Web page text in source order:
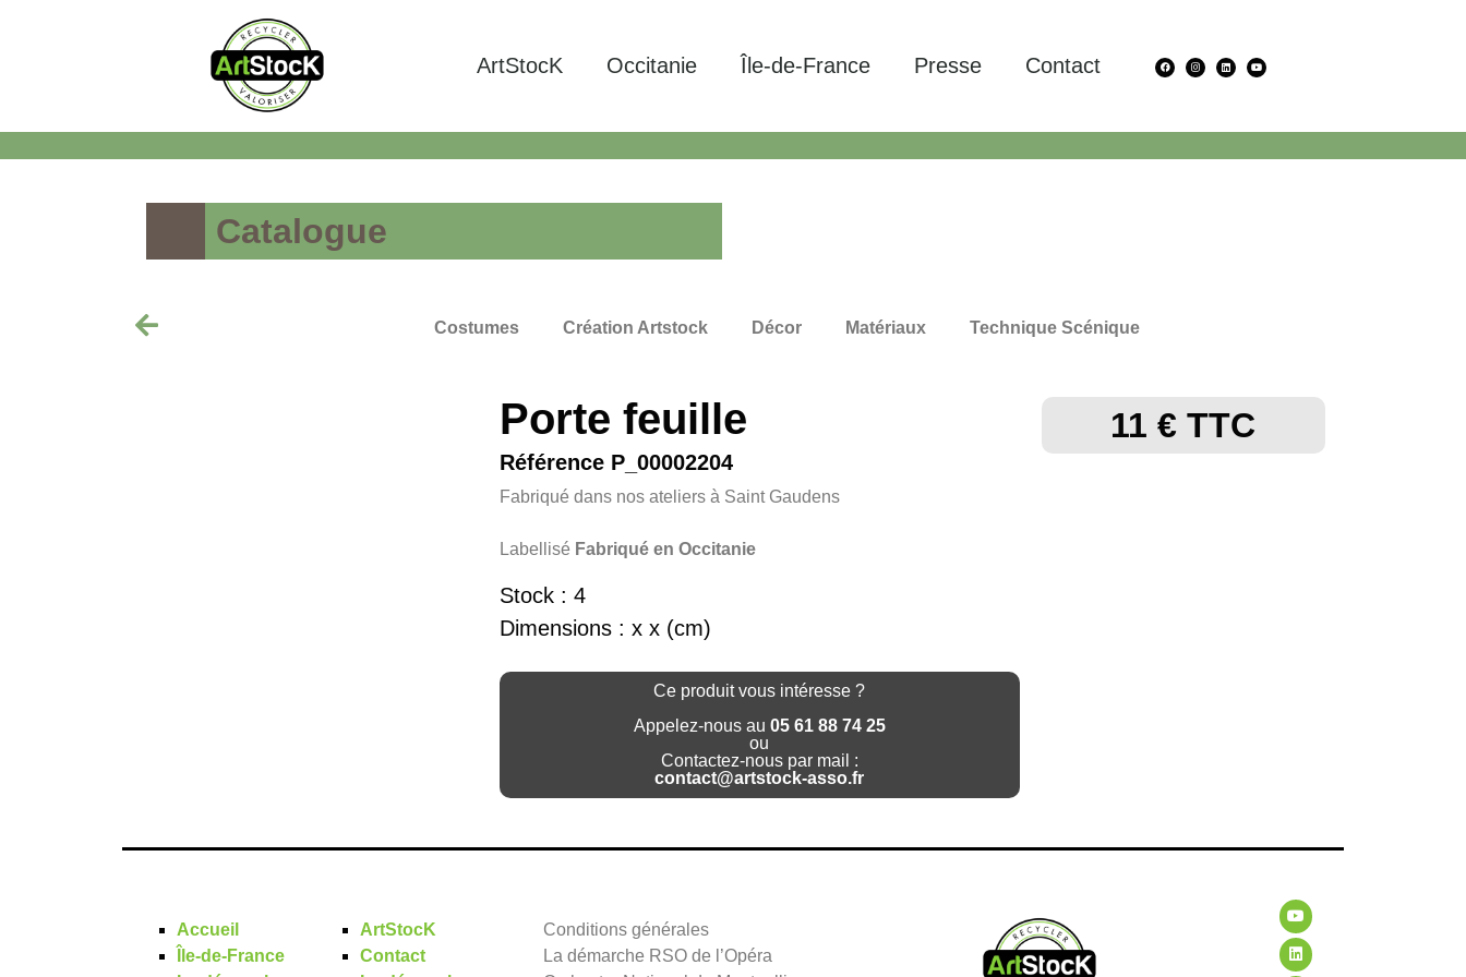
ArtStocK Occitanie Île-de-France Presse Contact
Catalogue
Costumes Création Artstock Décor Matériaux Technique Scénique
Porte feuille
Référence P_00002204
Fabriqué dans nos ateliers à Saint Gaudens
Labellisé Fabriqué en Occitanie
Stock : 4
Dimensions : x x (cm)
Ce produit vous intéresse ?
Appelez-nous au 05 61 88 74 25
ou
Contactez-nous par mail :
contact@artstock-asso.fr
11 € TTC
Accueil
Île-de-France
ArtStocK
Contact
Conditions générales
La démarche RSO de l’Opéra